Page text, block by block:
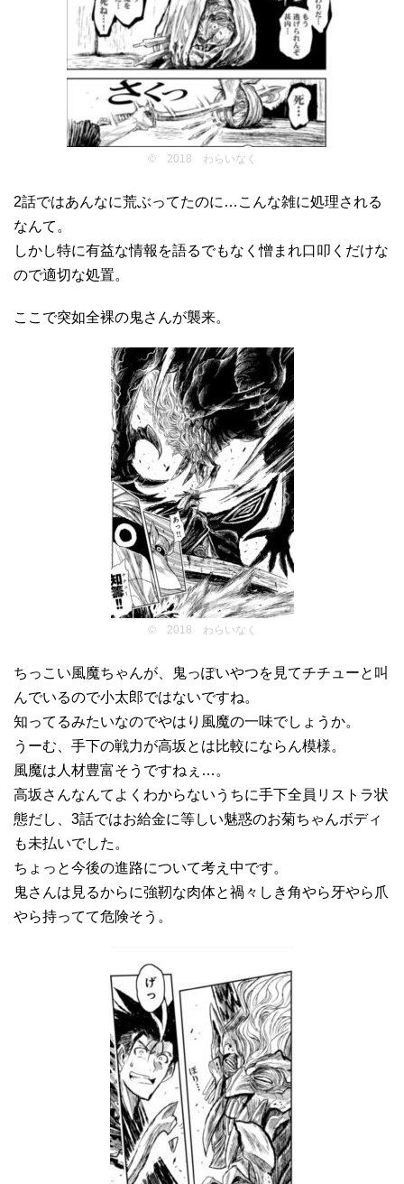
© 2018 わらいなく
2話ではあんなに荒ぶってたのに…こんな雑に処理される
なんて。
しかし特に有益な情報を語るでもなく憎まれ口叩くだけな
ので適切な処置。
ここで突如全裸の鬼さんが襲来。
© 2018 わらいなく
ちっこい風魔ちゃんが、鬼っぽいやつを見てチチューと叫
んでいるので小太郎ではないですね。
知ってるみたいなのでやはり風魔の一味でしょうか。
うーむ、手下の戦力が高坂とは比較にならん模様。
風魔は人材豊富そうですねぇ…。
高坂さんなんてよくわからないうちに手下全員リストラ状
態だし、3話ではお給金に等しい魅惑のお菊ちゃんボディ
も未払いでした。
ちょっと今後の進路について考え中です。
鬼さんは見るからに強靭な肉体と禍々しき角やら牙やら爪
やら持ってて危険そう。